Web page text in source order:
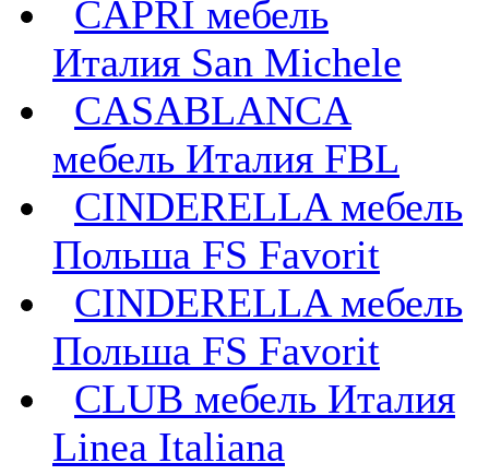
CAPRI мебель
Италия San Michele
CASABLANCA
мебель Италия FBL
CINDERELLA мебель
Польша FS Favorit
CINDERELLA мебель
Польша FS Favorit
CLUB мебель Италия
Linea Italiana